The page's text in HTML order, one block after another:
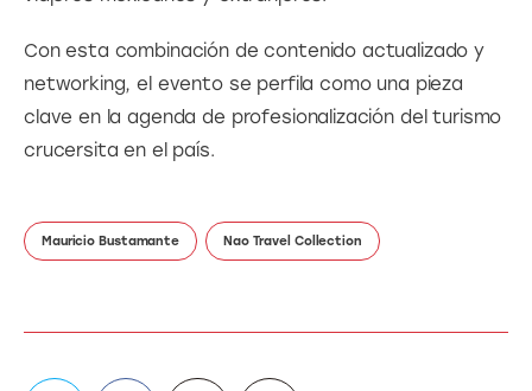
Con esta combinación de contenido actualizado y
networking, el evento se perfila como una pieza
clave en la agenda de profesionalización del turismo
crucersita en el país.
Mauricio Bustamante Nao Travel Collection